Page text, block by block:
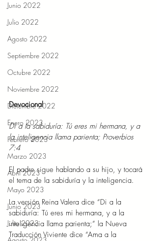
Junio 2022
Julio 2022
Agosto 2022
Septiembre 2022
Octubre 2022
Noviembre 2022
Diciembre 2022
Enero 2023
Febrero 2023
Marzo 2023
Abril 2023
Mayo 2023
Junio 2023
Julio 2023
Devocional
Di a la sabiduría: Tú eres mi hermana, y a
la inteligencia llama parienta; Proverbios
7:4
El padre sigue hablando a su hijo, y tocará
el tema de la sabiduría y la inteligencia.
La versión Reina Valera dice “Di a la
sabiduría: Tú eres mi hermana, y a la
inteligencia llama parienta;” la Nueva
Traducción Viviente dice “Ama a la